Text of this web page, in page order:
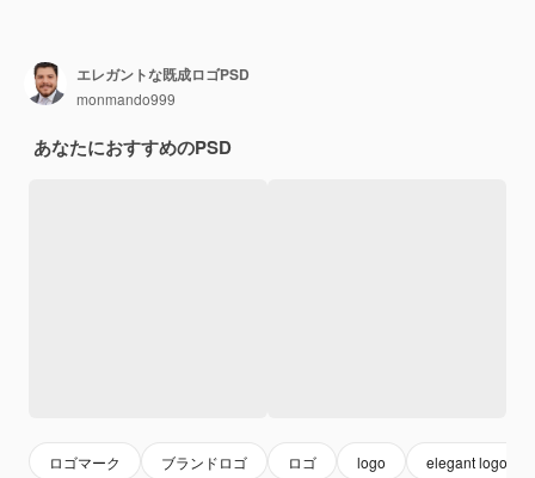
エレガントな既成ロゴPSD
monmando999
あなたにおすすめのPSD
ロゴマーク ブランドロゴ ロゴ logo elegant logo